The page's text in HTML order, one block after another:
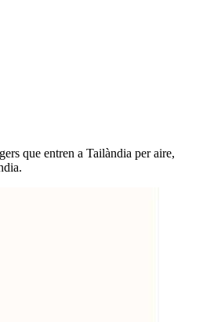
que entren a Tailàndia per aire,